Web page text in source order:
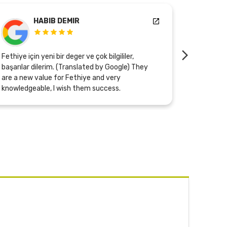
Bahadır Zırh
Mükemmel bir tesis yolları açık olsun .Hele Raziye
hanım çok ilgili nazik ,açıklama yapmak için
çırpınıyor .ürünler mükemmel (Translated by
Google) It's an excellent facility. Good luck.
Especially Ms. Raziye is very caring and kind, she
tries hard to explain. The products are